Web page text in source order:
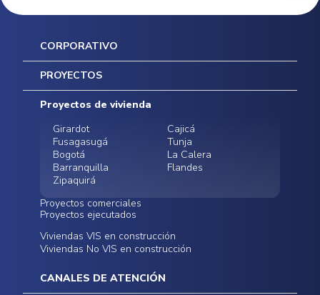
CORPORATIVO
Inicio
Mapa del sitio
Postventas
Contratación Directa
Noticias
PROYECTOS
Proyectos de vivienda
Girardot
Cajicá
Fusagasugá
Tunja
Bogotá
La Calera
Barranquilla
Flandes
Zipaquirá
Proyectos comerciales
Funza
Infinitum Zentral
Bodegas - ALMAX
Centro Comercial
Proyectos ejecutados
Conoce nuestros
proyectos ejecutados
Viviendas VIS en construcción
Viviendas No VIS en construcción
CANALES DE ATENCIÓN